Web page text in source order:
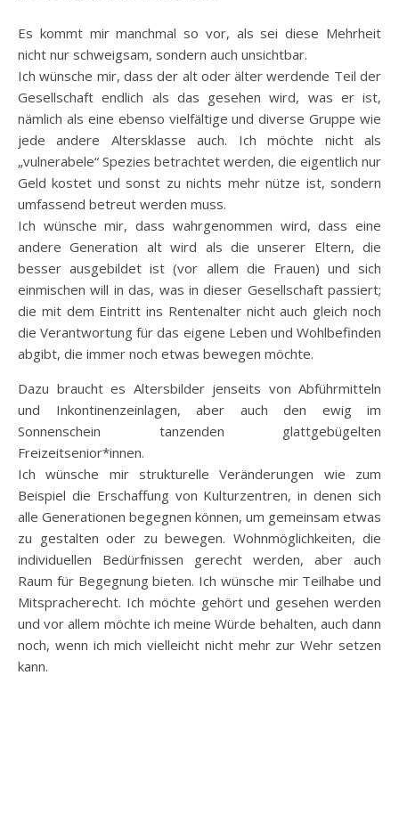
Es kommt mir manchmal so vor, als sei diese Mehrheit
nicht nur schweigsam, sondern auch unsichtbar.
Ich wünsche mir, dass der alt oder älter werdende Teil der
Gesellschaft endlich als das gesehen wird, was er ist,
nämlich als eine ebenso vielfältige und diverse Gruppe wie
jede andere Altersklasse auch. Ich möchte nicht als
„vulnerabele“ Spezies betrachtet werden, die eigentlich nur
Geld kostet und sonst zu nichts mehr nütze ist, sondern
umfassend betreut werden muss.
Ich wünsche mir, dass wahrgenommen wird, dass eine
andere Generation alt wird als die unserer Eltern, die
besser ausgebildet ist (vor allem die Frauen) und sich
einmischen will in das, was in dieser Gesellschaft passiert;
die mit dem Eintritt ins Rentenalter nicht auch gleich noch
die Verantwortung für das eigene Leben und Wohlbefinden
abgibt, die immer noch etwas bewegen möchte.
Dazu braucht es Altersbilder jenseits von Abführmitteln
und Inkontinenzeinlagen, aber auch den ewig im
Sonnenschein tanzenden glattgebügelten
Freizeitsenior*innen.
Ich wünsche mir strukturelle Veränderungen wie zum
Beispiel die Erschaffung von Kulturzentren, in denen sich
alle Generationen begegnen können, um gemeinsam etwas
zu gestalten oder zu bewegen. Wohnmöglichkeiten, die
individuellen Bedürfnissen gerecht werden, aber auch
Raum für Begegnung bieten. Ich wünsche mir Teilhabe und
Mitspracherecht. Ich möchte gehört und gesehen werden
und vor allem möchte ich meine Würde behalten, auch dann
noch, wenn ich mich vielleicht nicht mehr zur Wehr setzen
kann.